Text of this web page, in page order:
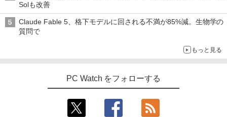
Solも改善
Claude Fable 5、格下モデルに回される不満が85%減。生物学の
質問で
もっと見る
PC Watch をフォローする